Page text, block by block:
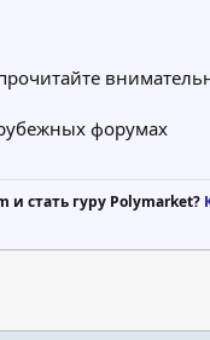
форумах
стать гуру Polymarket?